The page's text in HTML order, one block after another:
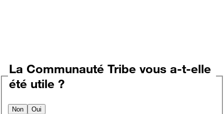
La Communauté Tribe vous a-t-elle
été utile ?
Non Oui